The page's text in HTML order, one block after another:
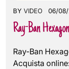
BY VIDEO 06/
Ray-Ban
Ray-Ban
Acquista